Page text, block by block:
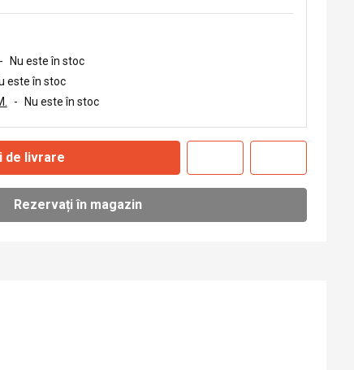
-
Nu este în stoc
este în stoc
- Nu este în stoc
de livrare
Rezervați în magazin